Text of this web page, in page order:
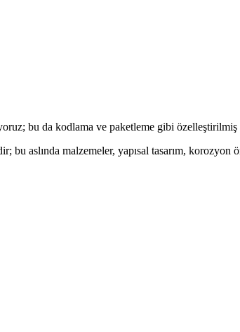
bu da kodlama ve paketleme gibi
aslında malzemeler, yapısal tasarım, korozyon